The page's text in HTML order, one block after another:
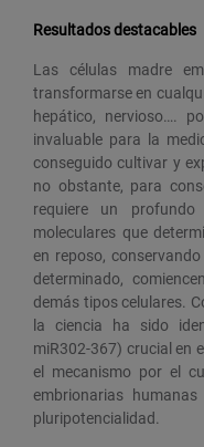
Resultados destacables
Las células madre
transformarse en
hepático, nervioso….
invaluable para la
conseguido cultivar y
no obstante, para
requiere un profundo
moleculares que
en reposo,
determinado,
demás tipos celulares.
la ciencia ha sido
miR302-367) crucial en
el mecanismo por el
embrionarias
pluripotencialidad.